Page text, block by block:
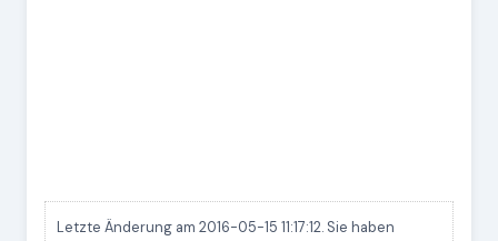
Letzte Änderung am 2016-05-15 11:17:12. Sie haben